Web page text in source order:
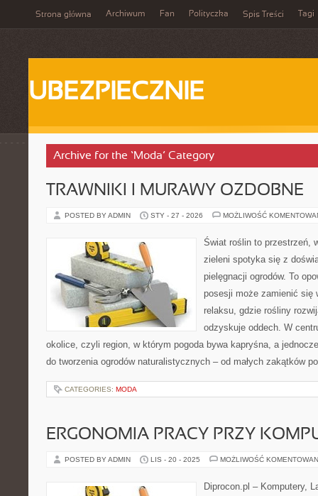
Strona główna Archiwum Fan Polityczka Spis Treści Tagi
UBEZPIECZNIE
Archive for the ‘Moda’ Category
TRAWNIKI I MURAWY OZDOBNE
POSTED BY ADMIN STY - 27 - 2026 MOŻLIWOŚĆ
Świat roślin to przestrzeń,
zieleni spotyka się z
pielęgnacji ogrodów. To
posesji może zamienić się
relaksu, gdzie rośliny
odzyskuje oddech. W
okolice, czyli region, w którym pogoda bywa kapryśna, a
do tworzenia ogrodów naturalistycznych – od małych zakątków
CATEGORIES: MODA
ERGONOMIA PRACY PRZY
POSTED BY ADMIN LIS - 20 - 2025 MOŻLIWOŚĆ
Diprocon.pl – Komputery,